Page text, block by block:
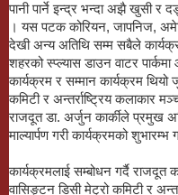
पानी पार्ने इन्द्र भन्दा अझै खुसी र
। यस पटक कोरियन, जापनिज,
देखी अन्य अतिथि सम्म सबैले
शहरको स्प्ल्यास डाउन वाटर
कार्यक्रम र सम्मान कार्यक्रम
कमिटी र अन्तर्राष्ट्रिय कलाकार
राजदूत डा. अर्जुन कार्कीले प्रमुख
माल्यार्पण गरी कार्यक्रमको शुभारम्भ
कार्यक्रमलाई सम्बोधन गर्दै राजदूत
वासिङ्टन डिसी मेट्रो कमिटी र